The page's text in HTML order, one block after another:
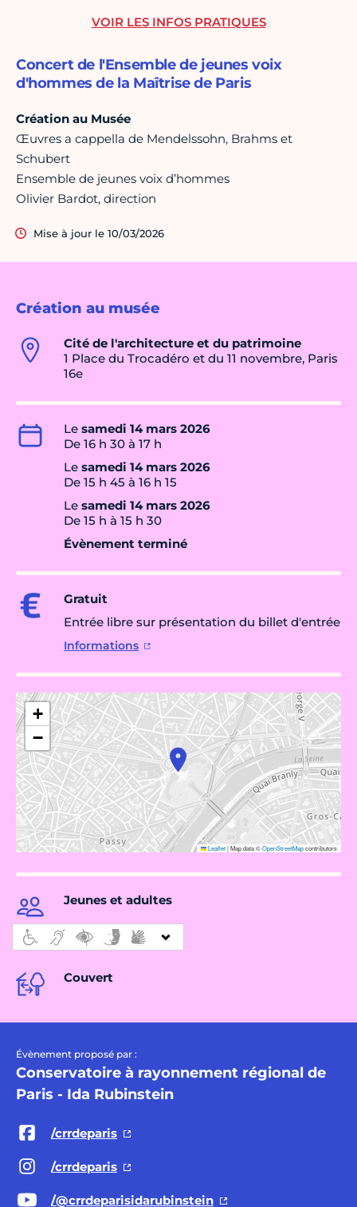
Création au musée
Cité de l'architecture et du patrimoine
1 Place du Trocadéro et du 11 novembre, Paris
16e
Le samedi 14 mars 2026
De 16 h 30 à 17 h
Le samedi 14 mars 2026
De 15 h 45 à 16 h 15
Le samedi 14 mars 2026
De 15 h à 15 h 30
Évènement terminé
Gratuit
Entrée libre sur présentation du billet d'entrée
Informations
+
−
Leaflet|Map data ©OpenStreetMapcontributors
Jeunes et adultes
Couvert
Évènement proposé par :
Conservatoire à rayonnement régional de
Paris - Ida Rubinstein
/crrdeparis
/crrdeparis
/@crrdeparisidarubinstein
Concert de l'Ensemble de jeunes voix
d'hommes de la Maîtrise de Paris
Création au Musée
Œuvres a cappella de Mendelssohn, Brahms et
Schubert
Ensemble de jeunes voix d’hommes
Olivier Bardot, direction
Mise à jour le 10/03/2026
VOIR LES INFOS PRATIQUES